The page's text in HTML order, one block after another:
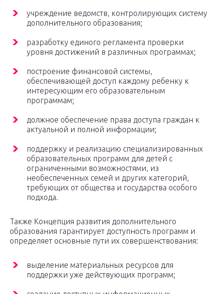
учреждение ведомств, контролирующих систему
дополнительного образования;
разработку единого регламента проверки
уровня достижений в различных программах;
построение финансовой системы,
обеспечивающей доступ каждому ребенку к
интересующим его образовательным
программам;
должное обеспечение права доступа граждан к
актуальной и полной информации;
поддержку и реализацию специализированных
образовательных программ для детей с
ограниченными возможностями, из
необеспеченных семей и других категорий,
требующих от общества и государства особого
подхода.
Также Концепция развития дополнительного
образования гарантирует доступность программ и
определяет основные пути их совершенствования:
выделение материальных ресурсов для
поддержки уже действующих программ;